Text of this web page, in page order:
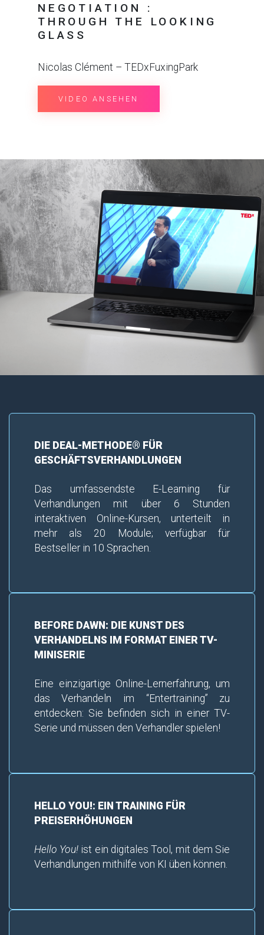
NEGOTIATION :
THROUGH THE LOOKING
GLASS
Nicolas Clément – TEDxFuxingPark
VIDEO ANSEHEN
DIE DEAL-METHODE® FÜR
GESCHÄFTSVERHANDLUNGEN
Das umfassendste E-Learning für
Verhandlungen mit über 6 Stunden
interaktiven Online-Kursen, unterteilt in
mehr als 20 Module; verfügbar für
Bestseller in 10 Sprachen.
BEFORE DAWN: DIE KUNST DES
VERHANDELNS IM FORMAT EINER TV-
MINISERIE
Eine einzigartige Online-Lernerfahrung, um
das Verhandeln im “Entertraining” zu
entdecken: Sie befinden sich in einer TV-
Serie und müssen den Verhandler spielen!
HELLO YOU!: EIN TRAINING FÜR
PREISERHÖHUNGEN
Hello You! ist ein digitales Tool, mit dem Sie
Verhandlungen mithilfe von KI üben können.